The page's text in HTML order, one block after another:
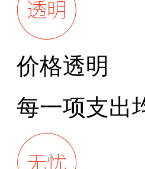
价格透明
每一项支出